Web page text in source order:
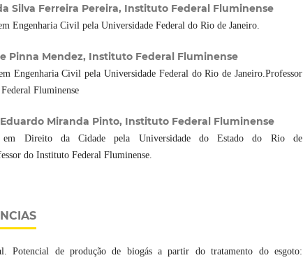
Silva Ferreira Pereira, Instituto Federal Fluminense
Engenharia Civil pela Universidade Federal do Rio de Janeiro.
Pinna Mendez, Instituto Federal Fluminense
Engenharia Civil pela Universidade Federal do Rio de Janeiro.Professor
Fluminense
Miranda Pinto, Instituto Federal Fluminense
em Direito da Cidade pela Universidade do Estado do Rio de
do Instituto Federal Fluminense.
Potencial de produção de biogás a partir do tratamento do esgoto: